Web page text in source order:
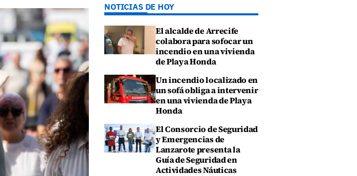
NOTICIAS DE HOY
El alcalde de Arrecife
colabora para sofocar un
incendio en una vivienda
de Playa Honda
Un incendio localizado en
un sofá obliga a intervenir
en una vivienda de Playa
Honda
El Consorcio de Seguridad
y Emergencias de
Lanzarote presenta la
Guía de Seguridad en
Actividades Náuticas